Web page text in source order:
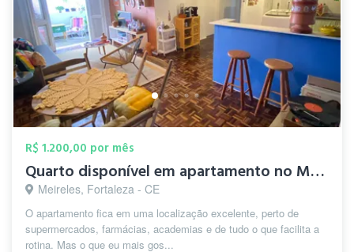
R$ 1.200,00 por mês
Quarto disponível em apartamento no Meir...
Meireles, Fortaleza - CE
O apartamento fica em uma localização excelente, perto de
supermercados, farmácias, academias e de tudo o que facilita a
rotina. Mas o que eu mais gos...